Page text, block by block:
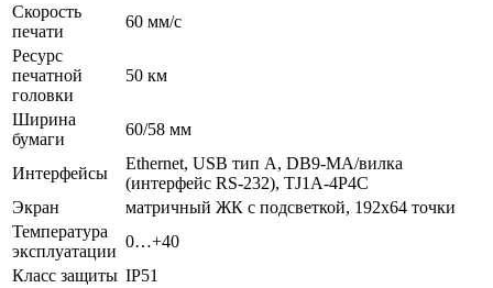
Скорость
печати
60 мм/с
Ресурс
печатной
головки
50 км
Ширина
бумаги
60/58 мм
Интерфейсы
Ethernet, USB тип А, DB9-MА/вилка
(интерфейс RS-232), TJ1A-4P4C
Экран
матричный ЖК с подсветкой, 192х64 точки
Температура
эксплуатации
0…+40
Класс защиты IP51